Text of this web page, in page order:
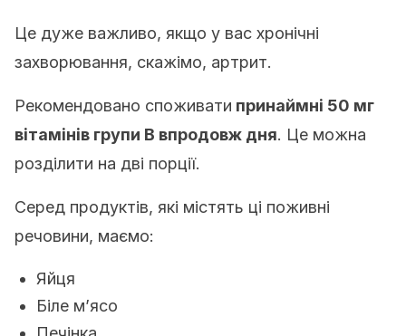
Це дуже важливо, якщо у вас хронічні
захворювання, скажімо, артрит.
Рекомендовано споживати принаймні 50 мг
вітамінів групи B впродовж дня. Це можна
розділити на дві порції.
Серед продуктів, які містять ці поживні
речовини, маємо:
Яйця
Біле м’ясо